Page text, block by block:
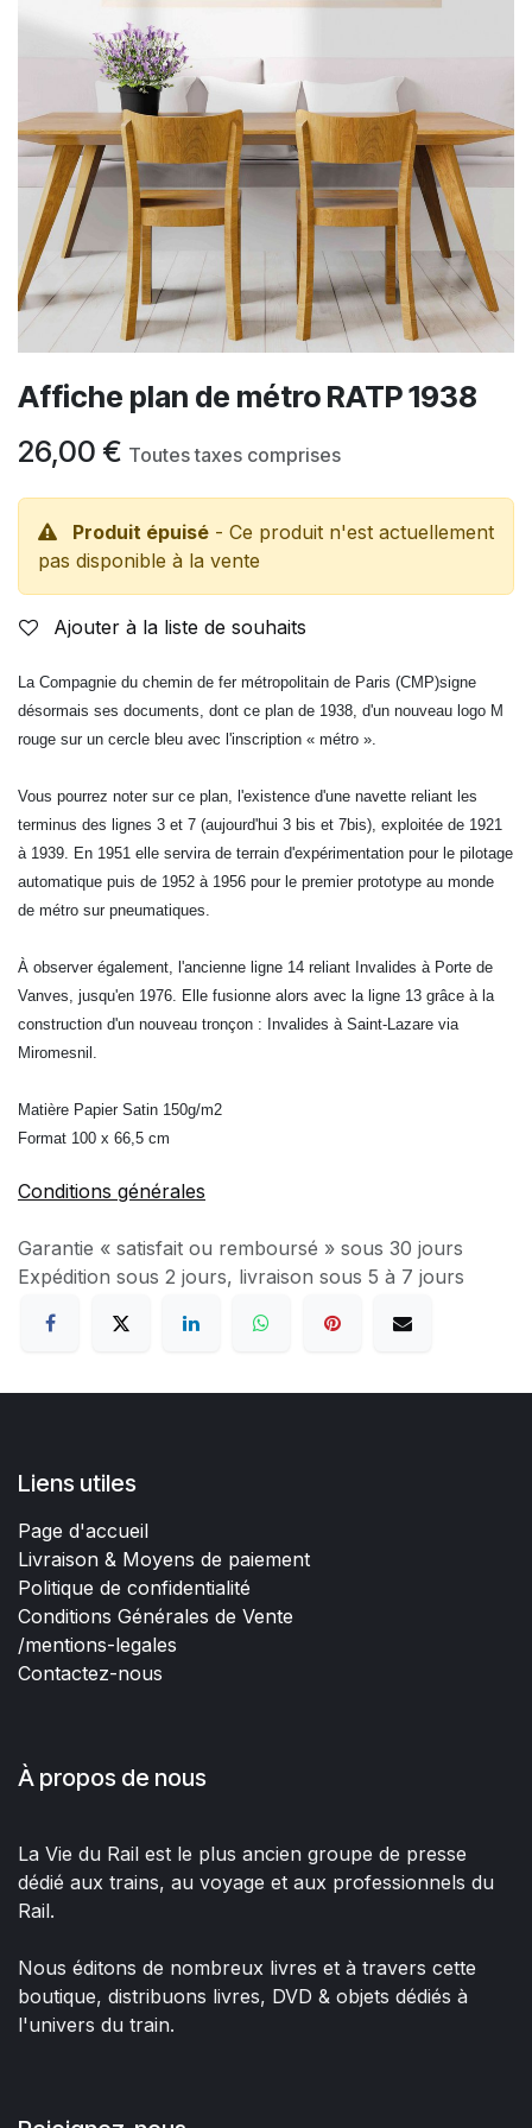
Affiche plan de métro RATP 1938
26,00 € Toutes taxes comprises
Produit épuisé - Ce produit n'est actuellement
pas disponible à la vente
Ajouter à la liste de souhaits
La Compagnie du chemin de fer métropolitain de Paris (CMP)signe
désormais ses documents, dont ce plan de 1938, d'un nouveau logo M
rouge sur un cercle bleu avec l'inscription « métro ».
Vous pourrez noter sur ce plan, l'existence d'une navette reliant les
terminus des lignes 3 et 7 (aujourd'hui 3 bis et 7bis), exploitée de 1921
à 1939. En 1951 elle servira de terrain d'expérimentation pour le pilotage
automatique puis de 1952 à 1956 pour le premier prototype au monde
de métro sur pneumatiques.
À observer également, l'ancienne ligne 14 reliant Invalides à Porte de
Vanves, jusqu'en 1976. Elle fusionne alors avec la ligne 13 grâce à la
construction d'un nouveau tronçon : Invalides à Saint-Lazare via
Miromesnil.
Matière Papier Satin 150g/m2
Format 100 x 66,5 cm
Conditions générales
Garantie « satisfait ou remboursé » sous 30 jours
Expédition sous 2 jours, livraison sous 5 à 7 jours
Liens utiles
Page d'accueil
Livraison & Moyens de paiement
Politique de confidentialité
Conditions Générales de Vente
/mentions-legales
Contactez-nous
À propos de nous
La Vie du Rail est le plus ancien groupe de presse
dédié aux trains, au voyage et aux professionnels du
Rail.
Nous éditons de nombreux livres et à travers cette
boutique, distribuons livres, DVD & objets dédiés à
l'univers du train.